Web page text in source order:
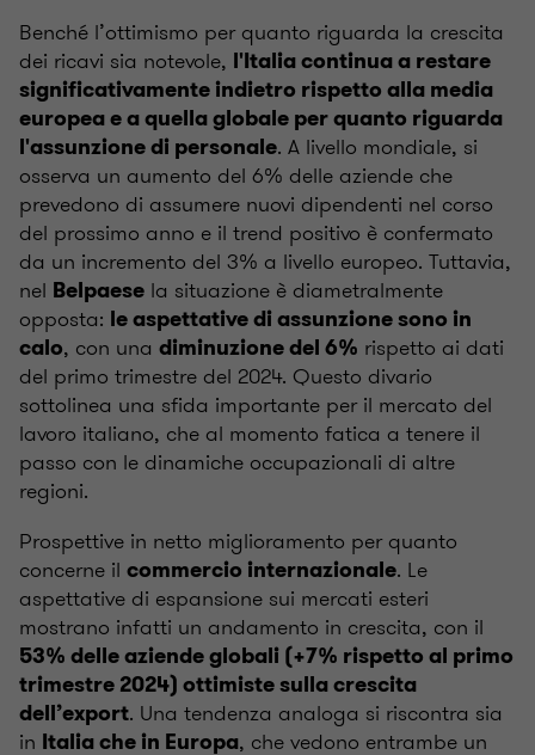
Benché l’ottimismo per quanto riguarda la crescita
dei ricavi sia notevole, l'Italia continua a restare
significativamente indietro rispetto alla media
europea e a quella globale per quanto riguarda
l'assunzione di personale. A livello mondiale, si
osserva un aumento del 6% delle aziende che
prevedono di assumere nuovi dipendenti nel corso
del prossimo anno e il trend positivo è confermato
da un incremento del 3% a livello europeo. Tuttavia,
nel Belpaese la situazione è diametralmente
opposta: le aspettative di assunzione sono in
calo, con una diminuzione del 6% rispetto ai dati
del primo trimestre del 2024. Questo divario
sottolinea una sfida importante per il mercato del
lavoro italiano, che al momento fatica a tenere il
passo con le dinamiche occupazionali di altre
regioni.
Prospettive in netto miglioramento per quanto
concerne il commercio internazionale. Le
aspettative di espansione sui mercati esteri
mostrano infatti un andamento in crescita, con il
53% delle aziende globali (+7% rispetto al primo
trimestre 2024) ottimiste sulla crescita
dell’export. Una tendenza analoga si riscontra sia
in Italia che in Europa, che vedono entrambe un